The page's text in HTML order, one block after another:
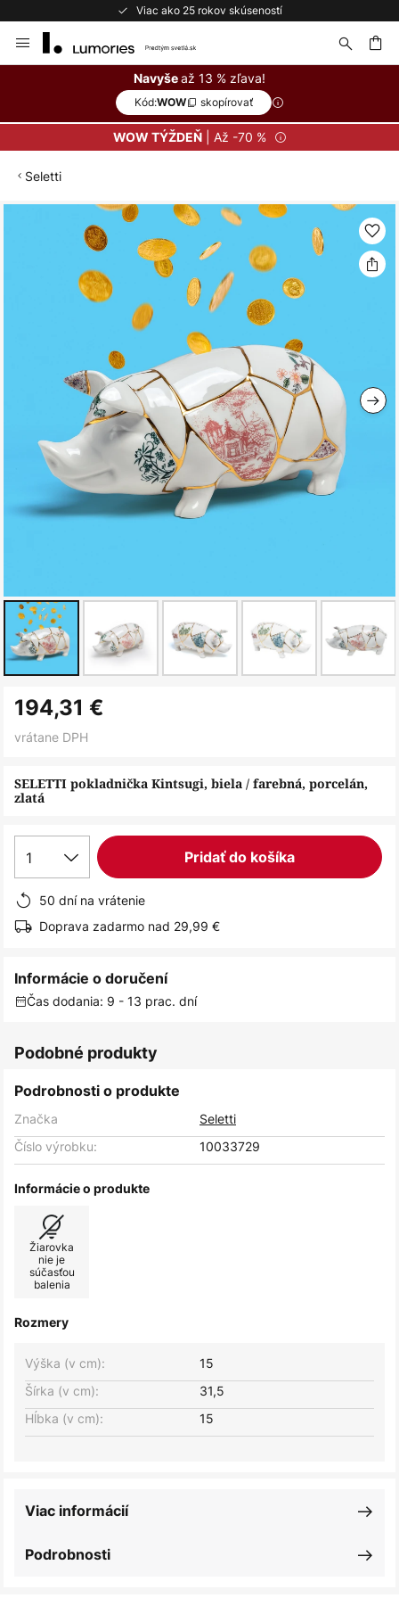
Viac ako 25 rokov skúseností
to
Navyšeaž 13 % zľava!
Kód:WOW skopírovať
WOW TÝŽDEŇ| Až -70 %
Seletti
na
začiatok
obrázkov
SELETTI pokladnička Kintsugi, biela / farebná, porcelán,
zlatá
194,31 €
vrátane DPH
1 Pridať do košíka
50 dní na vrátenie
Doprava zadarmo nad 29,99 €
Informácie o doručení
Čas dodania: 9 - 13 prac. dní
Podobné produkty
Podrobnosti o produkte
Značka
Seletti
Číslo výrobku:
10033729
Informácie o produkte
Žiarovka
nie je
súčasťou
balenia
Rozmery
Šírka (v cm): 31,5
Výška (v cm): 15
Hĺbka (v cm): 15
Podrobnosti
Viac informácií